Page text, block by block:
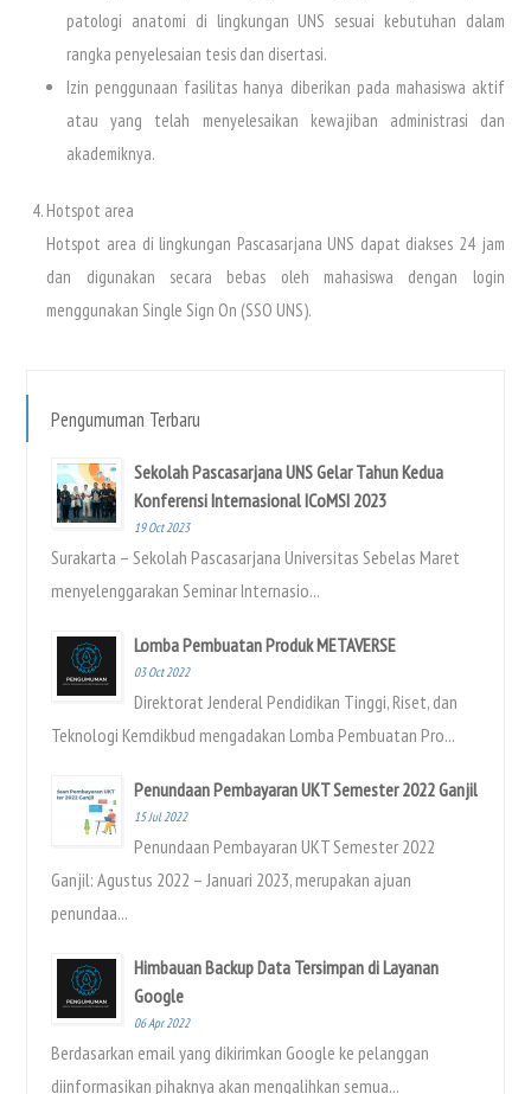
patologi anatomi di lingkungan UNS sesuai kebutuhan dalam
rangka penyelesaian tesis dan disertasi.
Izin penggunaan fasilitas hanya diberikan pada mahasiswa aktif
atau yang telah menyelesaikan kewajiban administrasi dan
akademiknya.
Hotspot area
Hotspot area di lingkungan Pascasarjana UNS dapat diakses 24 jam
dan digunakan secara bebas oleh mahasiswa dengan login
menggunakan Single Sign On (SSO UNS).
Pengumuman Terbaru
Sekolah Pascasarjana UNS Gelar Tahun Kedua
Konferensi Internasional ICoMSI 2023
19 Oct 2023
Surakarta – Sekolah Pascasarjana Universitas Sebelas Maret
menyelenggarakan Seminar Internasio...
Lomba Pembuatan Produk METAVERSE
03 Oct 2022
Direktorat Jenderal Pendidikan Tinggi, Riset, dan
Teknologi Kemdikbud mengadakan Lomba Pembuatan Pro...
Penundaan Pembayaran UKT Semester 2022 Ganjil
15 Jul 2022
Penundaan Pembayaran UKT Semester 2022
Ganjil: Agustus 2022 – Januari 2023, merupakan ajuan
penundaa...
Himbauan Backup Data Tersimpan di Layanan
Google
06 Apr 2022
Berdasarkan email yang dikirimkan Google ke pelanggan
diinformasikan pihaknya akan mengalihkan semua...